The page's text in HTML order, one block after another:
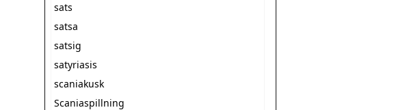
sats
satsa
satsig
satyriasis
scaniakusk
Scaniaspillning